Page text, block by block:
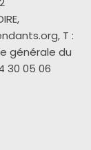
T :
générale du
30 05 06